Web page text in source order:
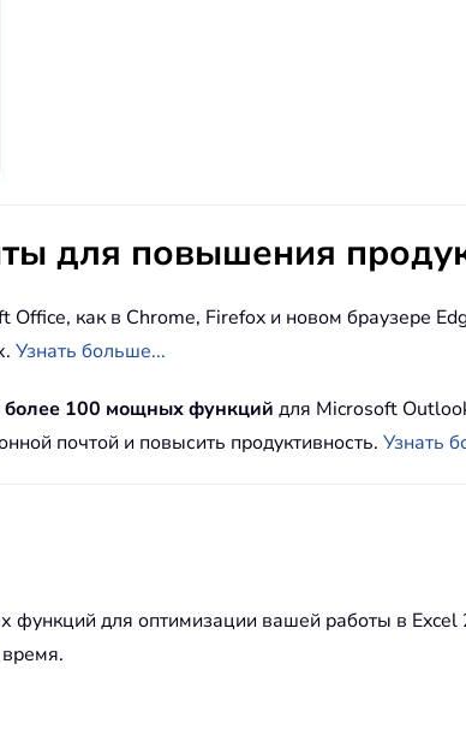
для повышения
Office, как в Chrome, Firefox и новом браузере
Узнать больше...
более 100 мощных функций для Microsoft
почтой и повысить продуктивность. Узнать
функций для оптимизации вашей работы в